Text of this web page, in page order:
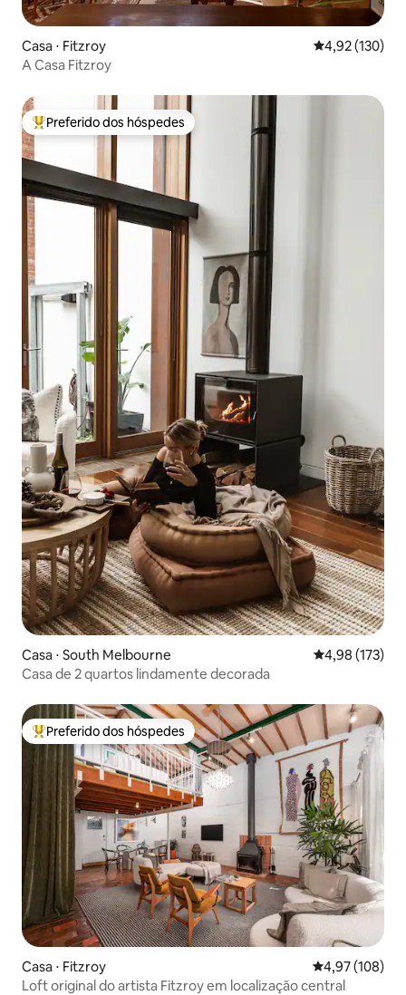
Casa ⋅ Fitzroy 4,92 de uma
4,92 (130)
A Casa Fitzroy
Entre os melhores preferidos dos hóspedes
Preferido dos hóspedes
Casa ⋅ South Melbourne 4,98 de uma
4,98 (173)
Casa de 2 quartos lindamente decorada
Entre os melhores preferidos dos hóspedes
Preferido dos hóspedes
Casa ⋅ Fitzroy 4,97 de uma
4,97 (108)
Loft original do artista Fitzroy em localização central